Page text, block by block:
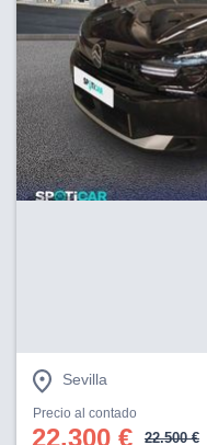
Sevilla
Precio al contado
22.300 € 22.500 €